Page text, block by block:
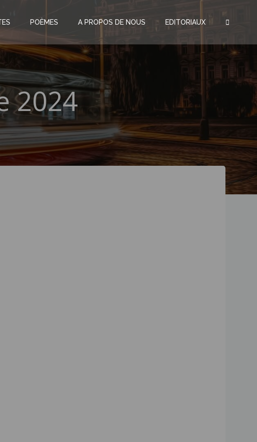
POÈMES A PROPOS DE NOUS EDITORIAUX
2024